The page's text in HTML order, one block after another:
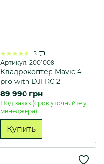
5
Артикул: 2001008
Квадрокоптер Mavic 4
pro with DJI RC 2
89 990 грн
Под заказ (срок уточняйте у
менеджера)
Купить